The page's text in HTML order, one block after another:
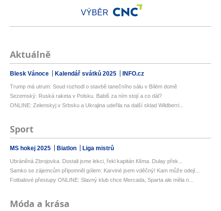
VÝBĚR
Aktuálně
Blesk Vánoce Kalendář svátků 2025 INFO.cz
Trump má utrum: Soud rozhodl o stavbě tanečního sálu v Bílém domě
Sezemský: Ruská raketa v Polsku. Babiš za ním stojí a co dál?
ONLINE: Zelenskyj v Srbsku a Ukrajina udeřila na další sklad Wildberri...
Sport
MS hokej 2025 Biatlon Liga mistrů
Ubráněná Zbrojovka. Dostali jsme lekci, řekl kapitán Klíma. Dulay přek...
Samko se zájemcům připomněl gólem: Karviné jsem vděčný! Kam může odejí...
Fotbalové přestupy ONLINE: Slavný klub chce Mercada, Sparta ale měla n...
Móda a krása